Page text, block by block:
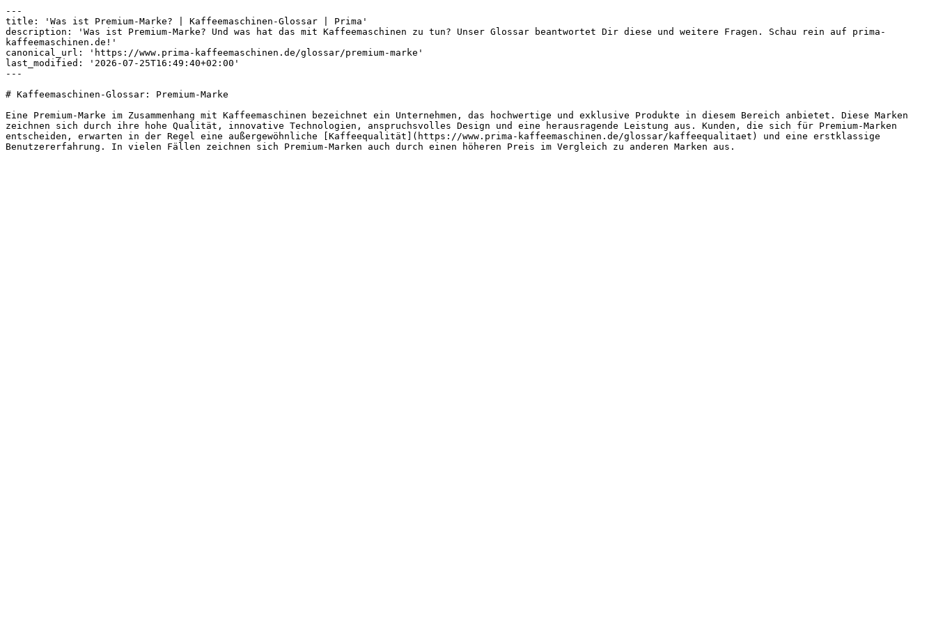
---
title: 'Was ist Premium-Marke? | Kaffeemaschinen-Glossar | Prima'
description: 'Was ist Premium-Marke? Und was hat das mit Kaffeemaschinen zu tun? Unser Glossar beantwortet Dir diese und weitere Fragen. Schau rein auf prima-
kaffeemaschinen.de!'
canonical_url: 'https://www.prima-kaffeemaschinen.de/glossar/premium-marke'
last_modified: '2026-07-25T16:49:40+02:00'
---
# Kaffeemaschinen-Glossar: Premium-Marke
Eine Premium-Marke im Zusammenhang mit Kaffeemaschinen bezeichnet ein Unternehmen, das hochwertige und exklusive Produkte in diesem Bereich anbietet. Diese Marken
zeichnen sich durch ihre hohe Qualität, innovative Technologien, anspruchsvolles Design und eine herausragende Leistung aus. Kunden, die sich für Premium-Marken
entscheiden, erwarten in der Regel eine außergewöhnliche [Kaffeequalität](https://www.prima-kaffeemaschinen.de/glossar/kaffeequalitaet) und eine erstklassige